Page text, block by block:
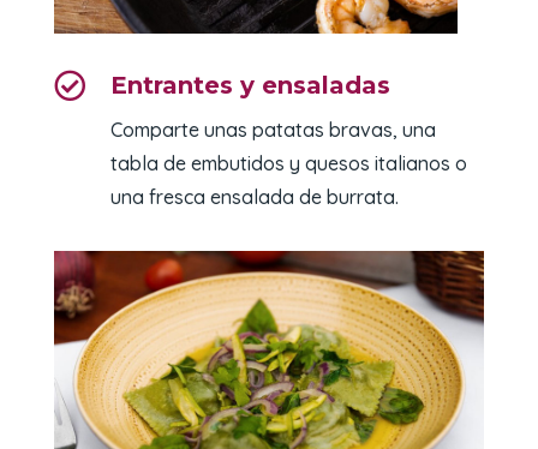
 Entrantes y ensaladas
Comparte unas patatas bravas, una
tabla de embutidos y quesos italianos o
una fresca ensalada de burrata.